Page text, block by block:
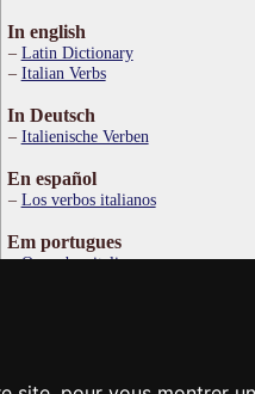
In english
Latin Dictionary
Italian Verbs
In Deutsch
Italienische Verben
En español
Los verbos italianos
Em portugues
Os verbos italianos
Ιταλικό Λεξικό